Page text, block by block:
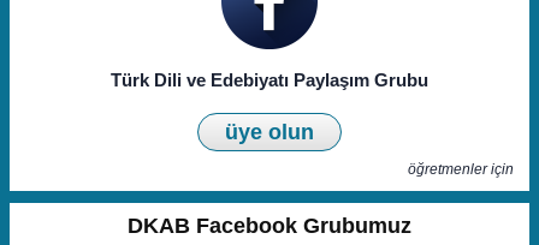
Türk Dili ve Edebiyatı Paylaşım Grubu
üye olun
öğretmenler için
DKAB Facebook Grubumuz